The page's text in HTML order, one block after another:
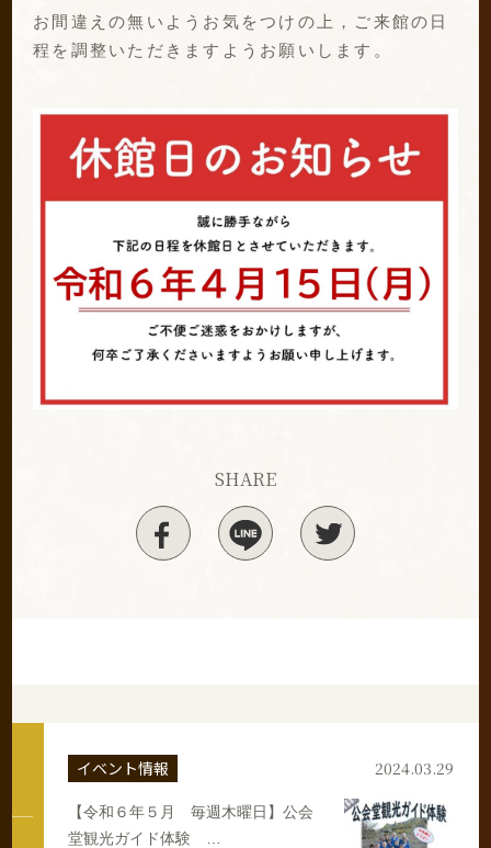
お間違えの無いようお気をつけの上，ご来館の日
程を調整いただきますようお願いします。
SHARE
イベント情報
【令和６年５月 毎週木曜日】公会
堂観光ガイド体験 …
2024.03.29